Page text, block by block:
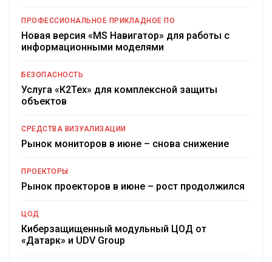
ПРОФЕССИОНАЛЬНОЕ ПРИКЛАДНОЕ ПО
Новая версия «MS Навигатор» для работы с
информационными моделями
БЕЗОПАСНОСТЬ
Услуга «К2Тех» для комплексной защиты
объектов
СРЕДСТВА ВИЗУАЛИЗАЦИИ
Рынок мониторов в июне – снова снижение
ПРОЕКТОРЫ
Рынок проекторов в июне – рост продолжился
ЦОД
Киберзащищенный модульный ЦОД от
«Датарк» и UDV Group